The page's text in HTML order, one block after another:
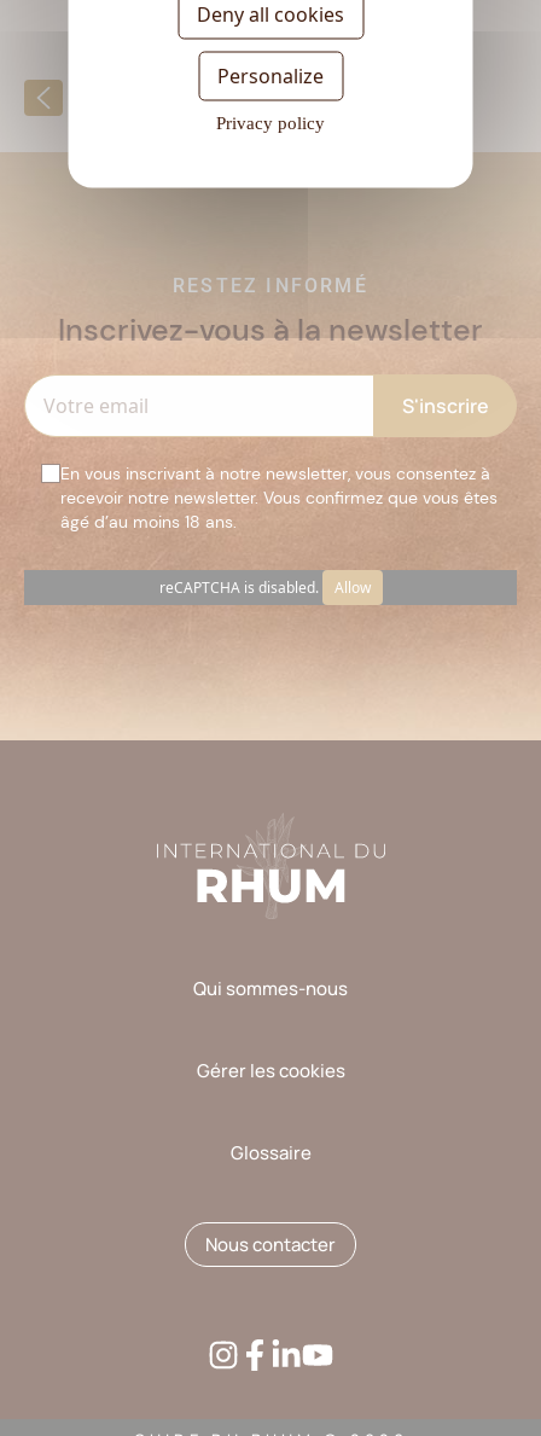
Retour à la liste
RESTEZ INFORMÉ
Inscrivez-vous à la newsletter
En vous inscrivant à notre newsletter, vous consentez à
recevoir notre newsletter. Vous confirmez que vous êtes
âgé d’au moins 18 ans.
reCAPTCHA is disabled. Allow
vide.
Qui sommes-nous
Gérer les cookies
Glossaire
Nous contacter
Deny all cookies
Personalize
Privacy policy